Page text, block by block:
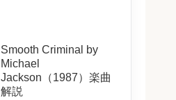
Smooth Criminal by
Michael
Jackson（1987）楽曲
解説